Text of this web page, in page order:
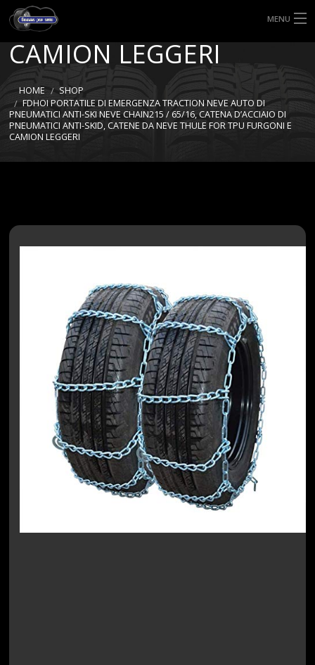
MENU
HOME
TIPI DI GOMME
MISURE GOMME
FOR TPU FURGONI E
CAMION LEGGERI
HOME
SHOP
FDHOI PORTATILE DI EMERGENZA TRACTION NEVE AUTO DI
PNEUMATICI ANTI-SKI NEVE CHAIN215 / 65/16, CATENA D’ACCIAIO DI
PNEUMATICI ANTI-SKID, CATENE DA NEVE THULE FOR TPU FURGONI E
CAMION LEGGERI